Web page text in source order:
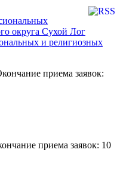
округа Сухой Лог
и религиозных
приема заявок:
приема заявок: 10